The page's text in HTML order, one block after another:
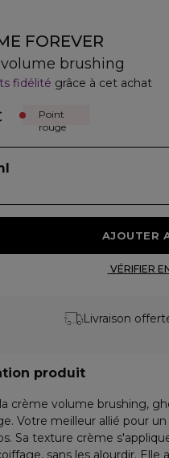
FOREVER
brushing
fidélité grâce à cet achat
Point
rouge
Livraison
produit
crème volume brushing,
Votre meilleur allié pour
Sa texture crème
sans les alourdir.